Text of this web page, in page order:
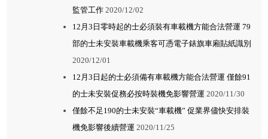
監管工作 2020/12/02
12月3日零時起的士必須裝有車載機方能合法營運 79
部的士未安裝車載機乘客可憑電子錶旗車廂貼紙識別
2020/12/01
12月3日起的士必須備有車載機方能合法營運 僅餘91
的士未安裝促務必按時裝機免影響營運 2020/11/30
僅餘不足190的士未安裝“車載機” 促業界儘快安排裝
機免影響後續營運 2020/11/25